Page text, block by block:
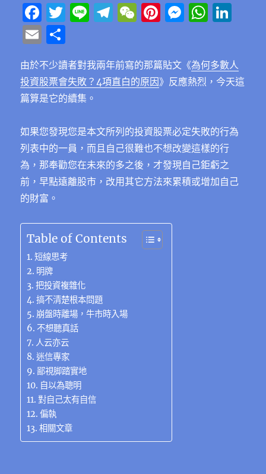
F
a
c
e
b
o
o
k
T
te
r
Li T
g
r
m
W
h
at
Pi
re
st
M
e
n
er
W
s
A
p
e
d
n
E
m
ai
l
享
由於不少讀者對我兩年前寫的那篇貼文《為何多數人
投資股票會失敗？4項直白的原因》反應熱烈，今天這
篇算是它的續集。
如果您發現您是本文所列的投資股票必定失敗的行為
列表中的一員，而且自己很難也不想改變這樣的行
為，那奉勸您在未來的多之後，才發現自己鉅虧之
前，早點遠離股市，改用其它方法來累積或增加自己
的財富。
Table of Contents
短線思考
明牌
把投資複雜化
搞不清楚根本問題
崩盤時離場，牛市時入場
不想聽真話
人云亦云
迷信專家
鄙視脚踏實地
自以為聰明
對自己太有自信
偏執
相關文章